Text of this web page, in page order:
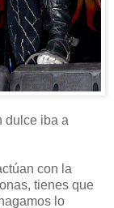
dulce iba a
con la
tienes que
lo